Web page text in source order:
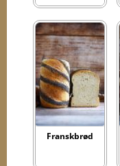
Franskbrød